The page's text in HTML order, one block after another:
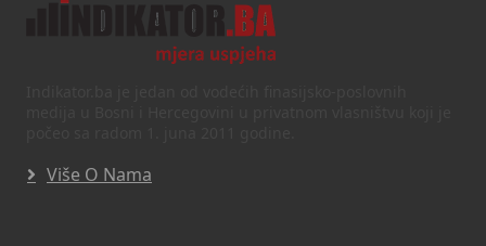
Više O Nama